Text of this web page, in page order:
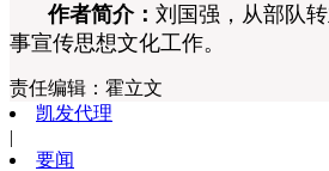
作者简介： 刘国强，从部队
事宣传思想文化工作。
责任编辑： 霍立文
凯发代理
|
要闻